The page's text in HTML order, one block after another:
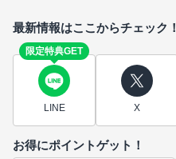
最新情報はここからチェック！
限定特典GET
LINE X
お得にポイントゲット！